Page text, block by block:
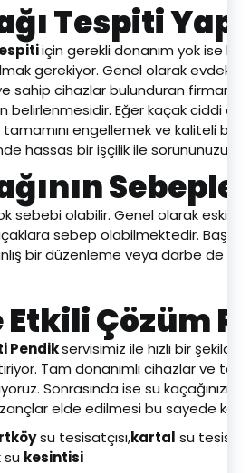
Tespiti
için gerekli donanım yok ise
gerekiyor. Genel olarak evdeki
sahip cihazlar bulunduran
belirlenmesidir. Eğer kaçak ciddi
tamamını engellemek ve kaliteli bir
hassas bir işçilik ile sorununuzu
sebebi olabilir. Genel olarak eski
sebep olabilmektedir.
bir düzenleme veya darbe de
Etkili Çözüm
Pendikservisimiz ile hızlı bir
Tam donanımlı cihazlar ve
Sonrasında ise su
elde edilmesi bu sayede
su tesisatçısı,kartal su
su kesintisi